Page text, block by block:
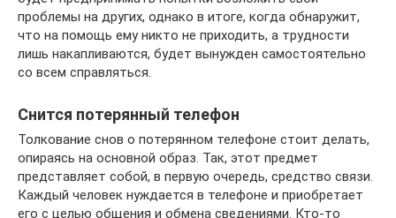
проблемы на других, однако в итоге, когда обнаружит,
что на помощь ему никто не приходить, а трудности
лишь накапливаются, будет вынужден самостоятельно
со всем справляться.
Снится потерянный телефон
Толкование снов о потерянном телефоне стоит делать,
опираясь на основной образ. Так, этот предмет
представляет собой, в первую очередь, средство связи.
Каждый человек нуждается в телефоне и приобретает
его с целью общения и обмена сведениями. Кто-то